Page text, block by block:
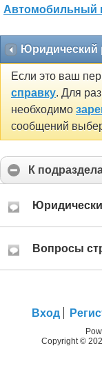
Автомобильный
Юридический
Если это ваш
справку. Для
необходимо
сообщений
К
Вопросы
Вход
Copyright ©